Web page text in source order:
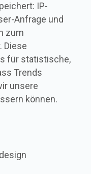
IP-
Anfrage und
zum
Diese
für statistische,
Trends
unsere
können.